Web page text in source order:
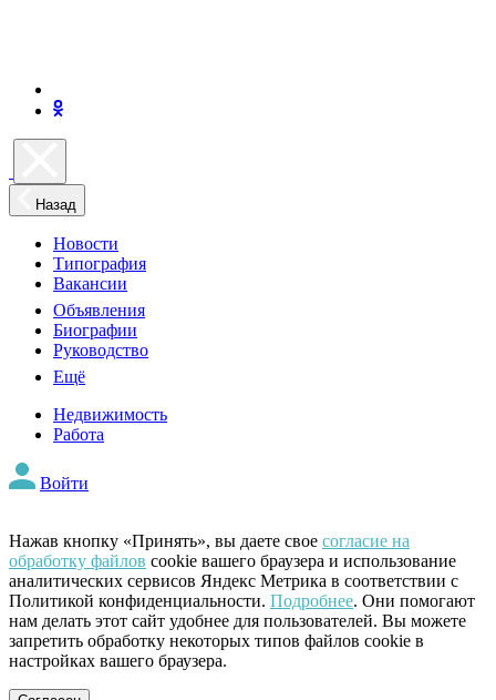
Назад
Новости
Типография
Вакансии
Объявления
Биографии
Руководство
Ещё
Недвижимость
Работа
Войти
Нажав кнопку «Принять», вы даете свое согласие на
обработку файлов cookie вашего браузера и использование
аналитических сервисов Яндекс Метрика в соответствии с
Политикой конфиденциальности. Подробнее. Они помогают
нам делать этот сайт удобнее для пользователей. Вы можете
запретить обработку некоторых типов файлов cookie в
настройках вашего браузера.